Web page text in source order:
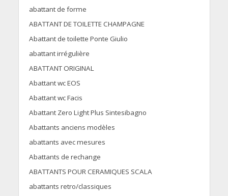
abattant de forme
ABATTANT DE TOILETTE CHAMPAGNE
Abattant de toilette Ponte Giulio
abattant irrégulière
ABATTANT ORIGINAL
Abattant wc EOS
Abattant wc Facis
Abattant Zero Light Plus Sintesibagno
Abattants anciens modèles
abattants avec mesures
Abattants de rechange
ABATTANTS POUR CERAMIQUES SCALA
abattants retro/classiques